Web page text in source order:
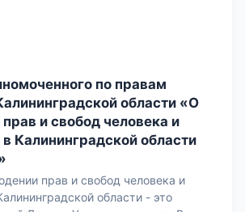
по правам
области «О
и свобод человека и
Калининградской области
прав и свобод человека и
области - это